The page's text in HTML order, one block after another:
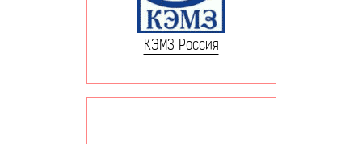
КЭМЗ Россия